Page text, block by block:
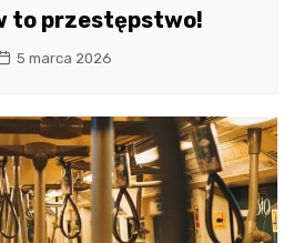
to przestępstwo!
5 marca 2026